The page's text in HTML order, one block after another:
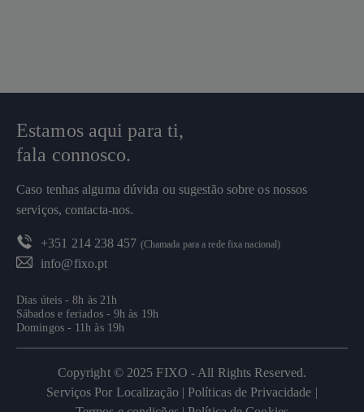
Estamos aqui para ti,
fala connosco.
Caso tenhas alguma dúvida ou sugestão sobre os nossos
serviços, contacta-nos.
+351 214 238 457 (Chamada para a rede fixa nacional)
info@fixo.pt
Dias úteis - 8h às 21h
Sábados e feriados - 9h às 19h
Domingos - 11h às 19h
Copyright © 2025 FIXO - All Rights Reserved.
Serviços Por Localização | Políticas de Privacidade |